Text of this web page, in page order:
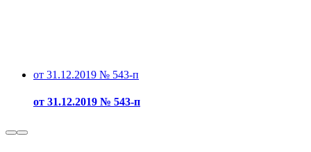
от 31.12.2019 № 543-п
от 31.12.2019 № 543-п